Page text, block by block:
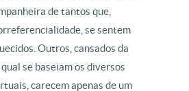
de tantos que,
se sentem
Outros, cansados da
se baseiam os diversos
carecem apenas de um